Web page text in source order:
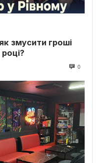
змусити гроші
0